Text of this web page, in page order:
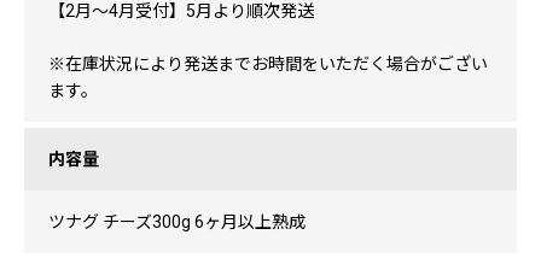
【2月～4月受付】5月より順次発送
※在庫状況により発送までお時間をいただく場合がござい
ます。
内容量
ツナグ チーズ300g 6ヶ月以上熟成